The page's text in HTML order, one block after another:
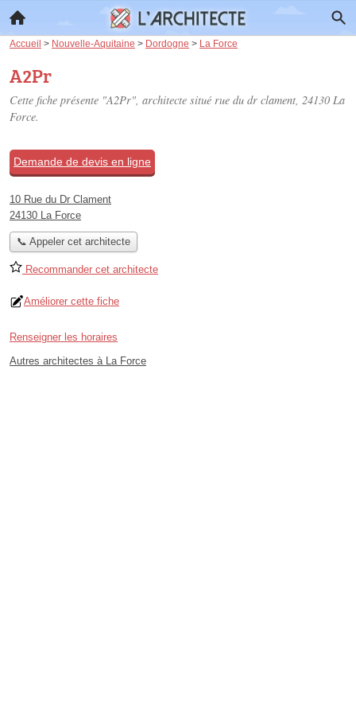
Accueil > Nouvelle-Aquitaine > Dordogne > La Force
A2Pr
Cette fiche présente "A2Pr", architecte situé rue du dr clament, 24130 La
Force.
Demande de devis en ligne
10 Rue du Dr Clament
24130 La Force
📞 Appeler cet architecte
Recommander cet architecte
Améliorer cette fiche
Renseigner les horaires
Autres architectes à La Force